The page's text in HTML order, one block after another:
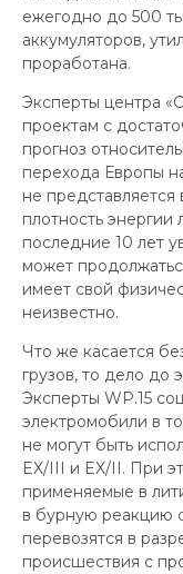
ежегодно до 500
аккумуляторов,
проработана.
Эксперты центра
проектам с
прогноз
перехода Европы
не
плотность энергии
последние 10 лет
может
имеет свой
неизвестно.
Что же касается
грузов, то дело до
Эксперты WP.15
электромобили в
не могут быть
EX/III и EX/II. При
применяемые в
в бурную реакцию
перевозятся в
происшествия с